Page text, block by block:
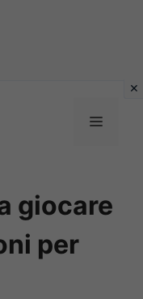
MENU
giocare
per